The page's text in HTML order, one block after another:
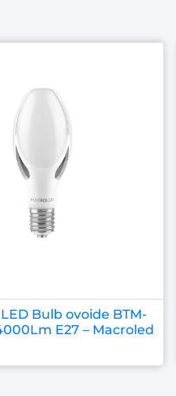
Bulb ovoide BTM-
E27 – Macroled